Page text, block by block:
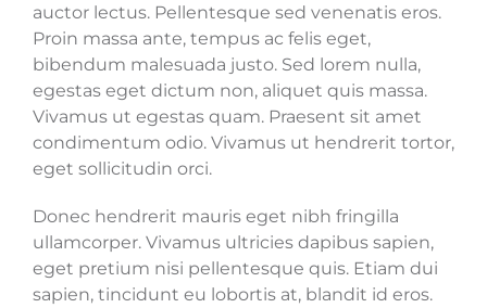
auctor lectus. Pellentesque sed venenatis eros.
Proin massa ante, tempus ac felis eget,
bibendum malesuada justo. Sed lorem nulla,
egestas eget dictum non, aliquet quis massa.
Vivamus ut egestas quam. Praesent sit amet
condimentum odio. Vivamus ut hendrerit tortor,
eget sollicitudin orci.
Donec hendrerit mauris eget nibh fringilla
ullamcorper. Vivamus ultricies dapibus sapien,
eget pretium nisi pellentesque quis. Etiam dui
sapien, tincidunt eu lobortis at, blandit id eros.